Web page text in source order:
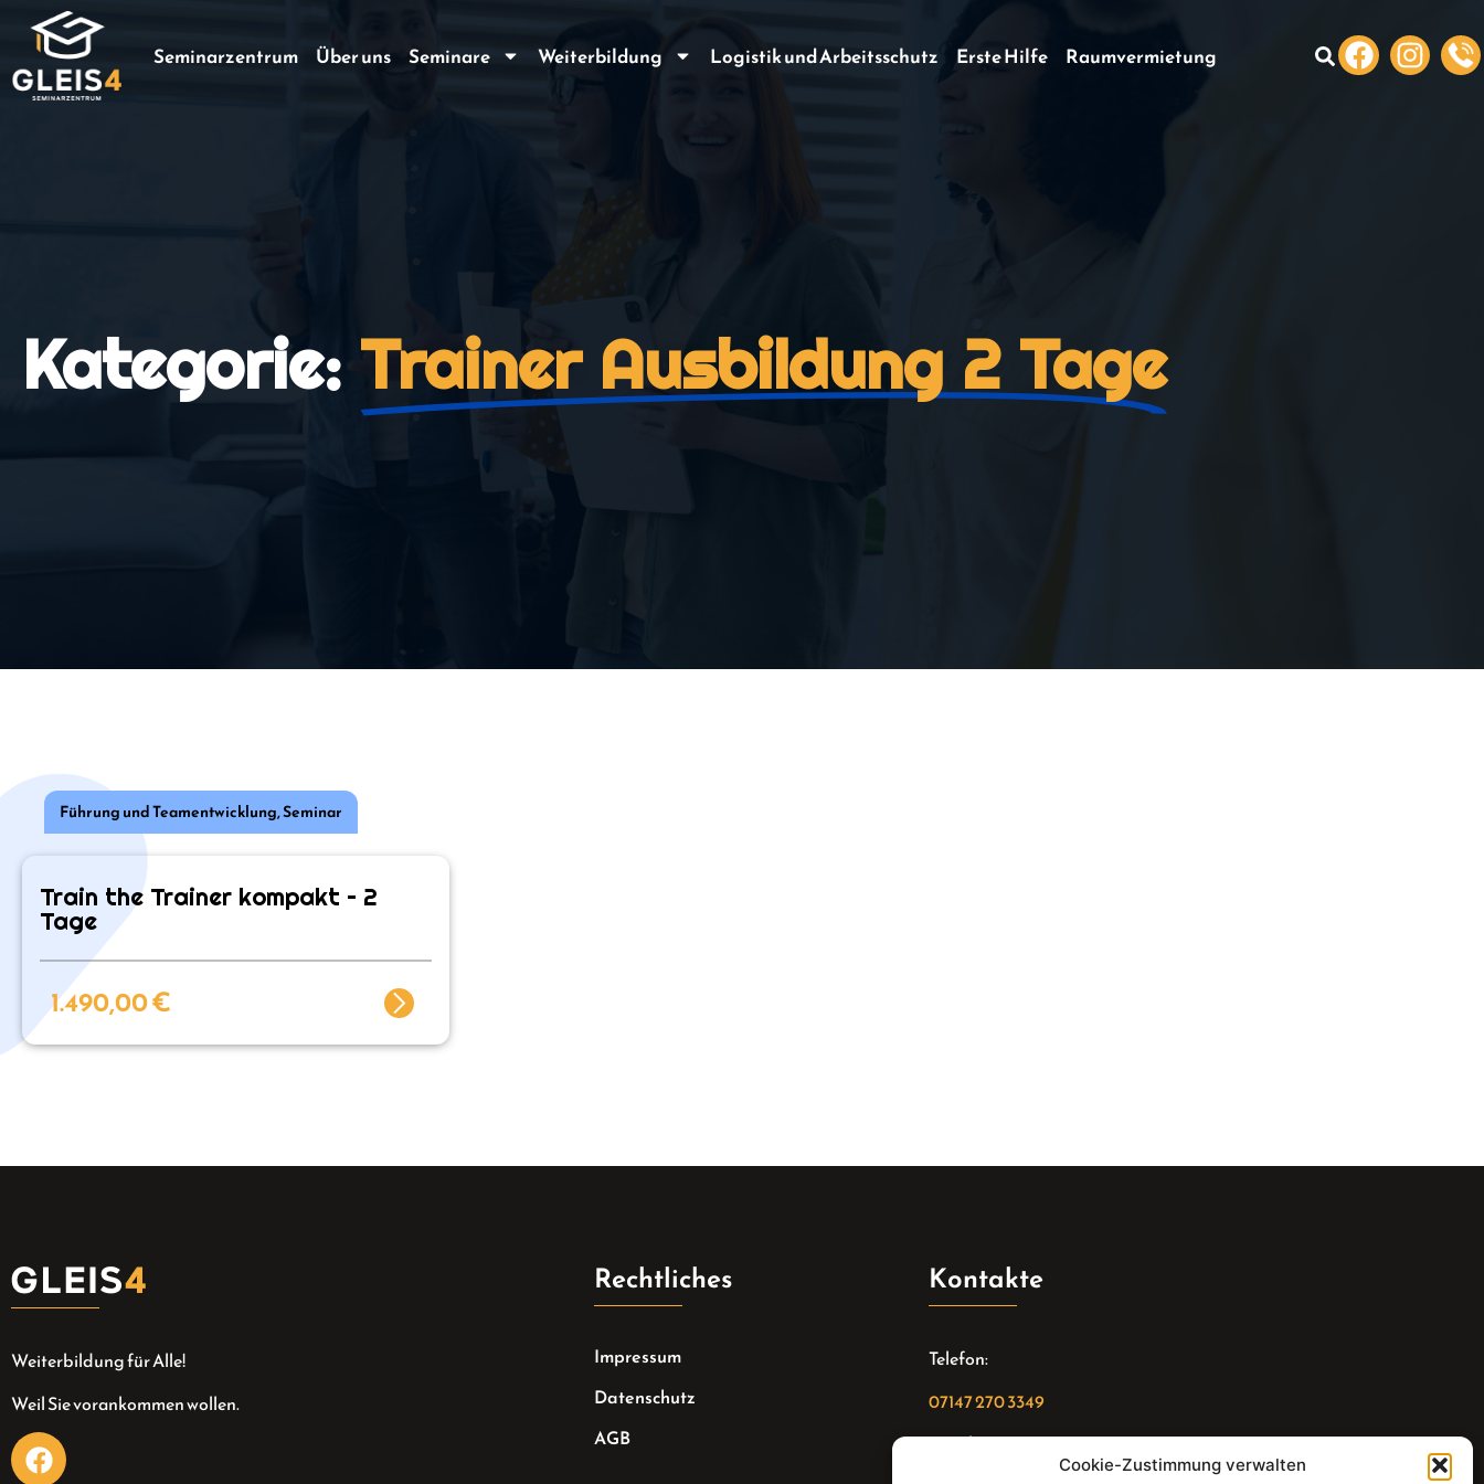
Cookie-Zustimmung verwalten
Seminarzentrum Über uns Seminare Weiterbildung Logistik und Arbeitsschutz Erste Hilfe Raumvermietung
Kategorie: Trainer Ausbildung 2 Tage
Führung und Teamentwicklung,Seminar
Train the Trainer kompakt – 2
Tage
1.490,00€
Weiterbildung für Alle!
Weil Sie vorankommen wollen.
Rechtliches
Impressum
Datenschutz
AGB
Kontakte
Telefon:
07147 270 3349
Email: